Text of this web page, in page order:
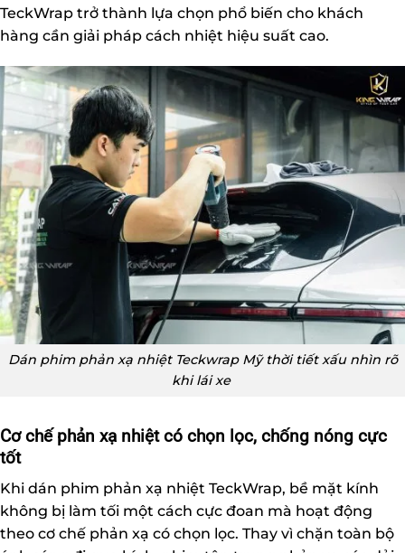
TeckWrap trở thành lựa chọn phổ biến cho khách
hàng cần giải pháp cách nhiệt hiệu suất cao.
Dán phim phản xạ nhiệt Teckwrap Mỹ thời tiết xấu nhìn rõ
khi lái xe
Cơ chế phản xạ nhiệt có chọn lọc, chống nóng cực
tốt
Khi dán phim phản xạ nhiệt TeckWrap, bề mặt kính
không bị làm tối một cách cực đoan mà hoạt động
theo cơ chế phản xạ có chọn lọc. Thay vì chặn toàn bộ